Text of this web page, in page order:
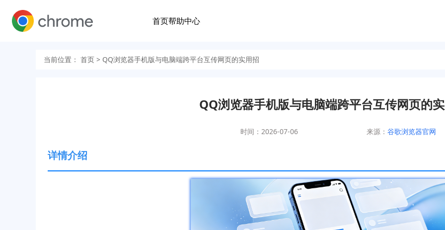
首页帮助中心
当前位置： 首页 > QQ浏览器手机版与电脑端跨平台互传网页的实用招
QQ浏览器手机版与电脑端跨平台互传网页的
时间：2026-07-06 来源： 谷歌浏览器官网
详情介绍